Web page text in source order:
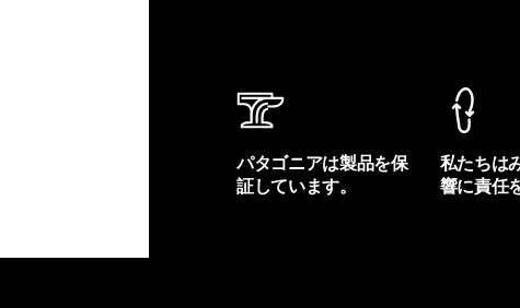
パタゴニアは製品を保
証しています。
私たちは
響に責任